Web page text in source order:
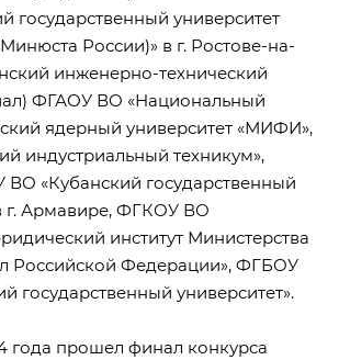
государственный университет
России)» в г. Ростове-на-
инженерно-технический
ФГАОУ ВО «Национальный
ядерный университет «МИФИ»,
индустриальный техникум»,
«Кубанский государственный
г. Армавире, ФГКОУ ВО
институт Министерства
Российской Федерации», ФГБОУ
государственный университет».
года прошел финал конкурса